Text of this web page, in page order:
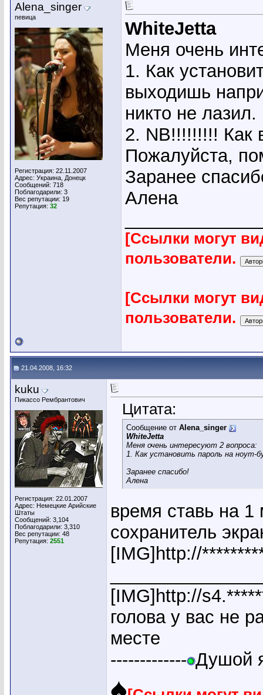
Alena_singer
певица
Регистрация: 22.11.2007
Адрес: Украина, Донецк
Сообщений: 718
Поблагодарили: 3
Вес репутации: 19
Репутация: 32
WhiteJetta
Меня очень
1. Как
выходишь
никто не лазил.
2. NB!!!!!!!!! Как
Пожалуйста,
Заранее
Алена
[Ссылки могут
пользователи.
[Ссылки могут
пользователи.
21.04.2008, 16:32
kuku
Пикассо Рембрантович
Регистрация: 22.01.2007
Адрес: Немецкие Арийские
Штаты
Сообщений: 3,104
Поблагодарили: 3,310
Вес репутации: 48
Репутация: 2551
Цитата:
Сообщение от Alena_singer
WhiteJetta
Меня очень интересуют 2 вопроса:
1. Как установить пароль на ноут-
Заранее спасибо!
Алена
время ставь на 1
сохранитель
[IMG]http://
[IMG]http://
голова у вас не
месте
------------- Душой